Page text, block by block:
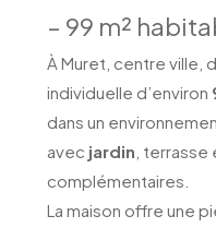
– 99 m²
À Muret, centre ville,
individuelle d’environ
dans un
avec jardin ,
complémentaires.
La maison offre une